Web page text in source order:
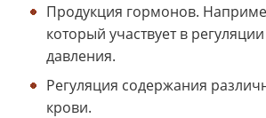
Продукция гормонов.
который участвует в
давления.
Регуляция содержания
крови.